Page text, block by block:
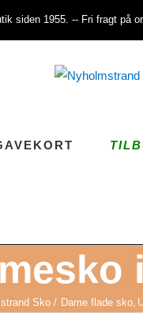
siden 1955. -- Fri fragt på
Sko Dame flade sko